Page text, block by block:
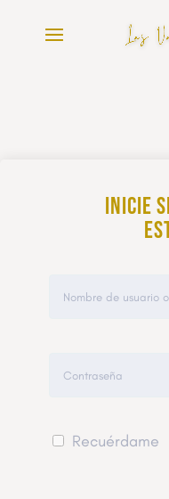
Inicie
Recuérdame